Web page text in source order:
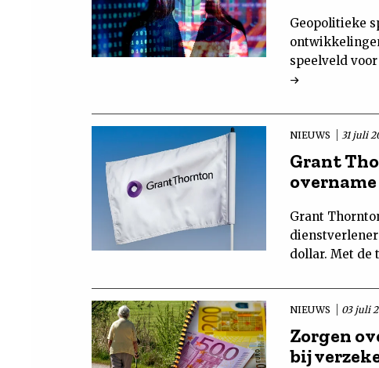
Geopolitieke
speelveld
NIEUWS 31 juli
Grant
Grant
dollar. Met de
NIEUWS 03 juli
Zorgen
bij